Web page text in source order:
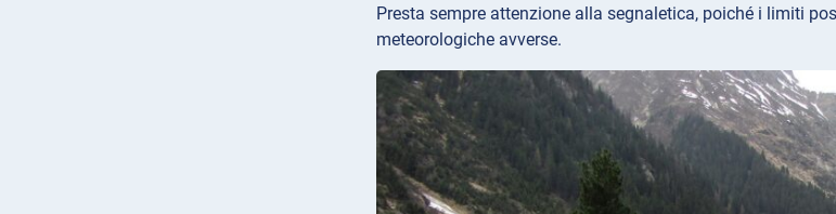
Presta sempre attenzione alla segnaletica, poiché i limiti
meteorologiche avverse.